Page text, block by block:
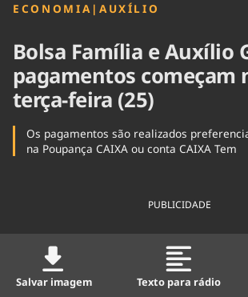
ECONOMIA | AUXÍLIO
Bolsa Família e Auxílio
pagamentos começam
terça-feira (25)
Os pagamentos são realizados
na Poupança CAIXA ou conta CAIXA Tem
PUBLICIDADE
Salvar imagem Texto para rádio